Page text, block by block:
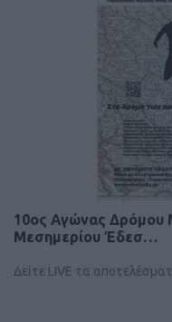
10ος Αγώνας
Μεσημερίου Έδεσ…
Δείτε LIVE τα